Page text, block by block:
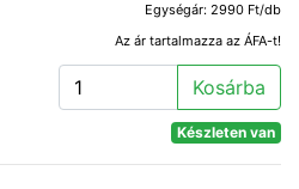
Egységár: 2990 Ft/db
Az ár tartalmazza az ÁFA-t!
Kosárba
Készleten van